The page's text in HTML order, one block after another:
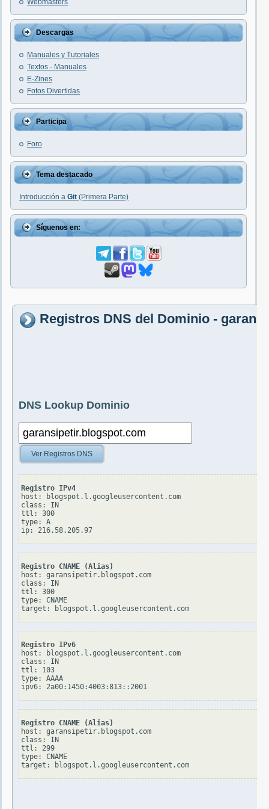
Webmasters
Descargas
Manuales y Tutoriales
Textos - Manuales
E-Zines
Fotos Divertidas
Participa
Foro
Tema destacado
Introducción a Git (Primera Parte)
Síguenos en:
Registros DNS del Dominio -
DNS Lookup Dominio
Ver Registros DNS
Registro IPv4
host: blogspot.l.googleusercontent.com
class: IN
ttl: 300
type: A
Registro CNAME (Alias)
host: garansipetir.blogspot.com
class: IN
ttl: 300
type: CNAME
Registro IPv6
host: blogspot.l.googleusercontent.com
class: IN
ttl: 103
type: AAAA
Registro CNAME (Alias)
host: garansipetir.blogspot.com
class: IN
ttl: 299
type: CNAME